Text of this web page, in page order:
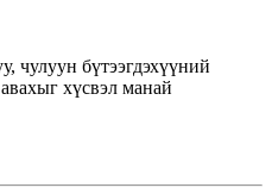
чулуун бүтээгдэхүүний
хүсвэл манай